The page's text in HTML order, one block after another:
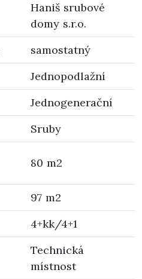
Haniš srubové
domy s.r.o.
samostatný
Jednopodlažní
Jednogenerační
Sruby
80 m2
97 m2
4+kk/4+1
Technická
místnost